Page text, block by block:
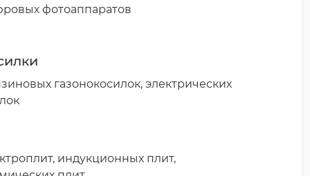
фотоаппаратов
газонокосилок, электрических
индукционных плит,